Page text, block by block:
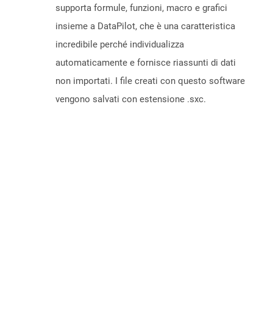
supporta formule, funzioni, macro e grafici
insieme a DataPilot, che è una caratteristica
incredibile perché individualizza
automaticamente e fornisce riassunti di dati
non importati. I file creati con questo software
vengono salvati con estensione .sxc.